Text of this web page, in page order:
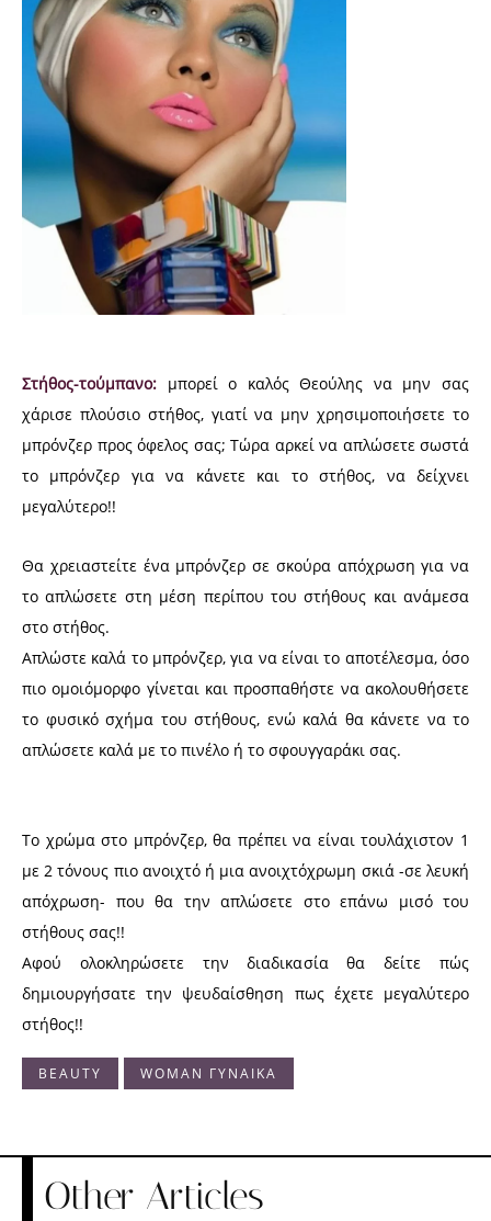
Στήθος-τούμπανο: μπορεί ο καλός Θεούλης να μην σας
χάρισε πλούσιο στήθος, γιατί να μην χρησιμοποιήσετε το
μπρόνζερ προς όφελος σας; Τώρα αρκεί να απλώσετε σωστά
το μπρόνζερ για να κάνετε και το στήθος, να δείχνει
μεγαλύτερο!!
Θα χρειαστείτε ένα μπρόνζερ σε σκούρα απόχρωση για να
το απλώσετε στη μέση περίπου του στήθους και ανάμεσα
στο στήθος.
Απλώστε καλά το μπρόνζερ, για να είναι το αποτέλεσμα, όσο
πιο ομοιόμορφο γίνεται και προσπαθήστε να ακολουθήσετε
το φυσικό σχήμα του στήθους, ενώ καλά θα κάνετε να το
απλώσετε καλά με το πινέλο ή το σφουγγαράκι σας.
Το χρώμα στο μπρόνζερ, θα πρέπει να είναι τουλάχιστον 1
με 2 τόνους πιο ανοιχτό ή μια ανοιχτόχρωμη σκιά -σε λευκή
απόχρωση- που θα την απλώσετε στο επάνω μισό του
στήθους σας!!
Αφού ολοκληρώσετε την διαδικασία θα δείτε πώς
δημιουργήσατε την ψευδαίσθηση πως έχετε μεγαλύτερο
στήθος!!
BEAUTY WOMAN ΓΥΝΑΙΚΑ
Other Articles